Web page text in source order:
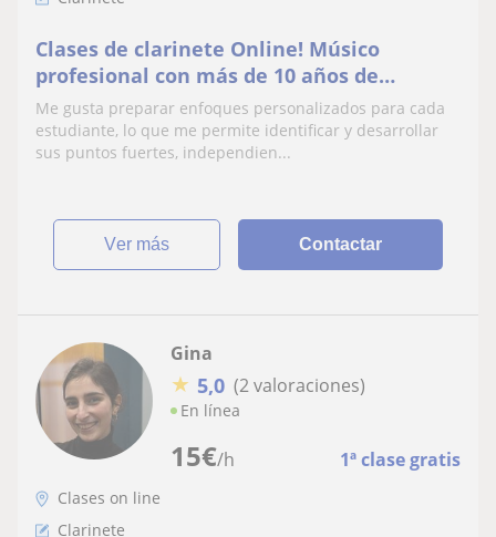
Clases de clarinete Online! Músico
profesional con más de 10 años de
experiencia. Técnica, Improvisación,
Lectura Musical
Me gusta preparar enfoques personalizados para cada
estudiante, lo que me permite identificar y desarrollar
sus puntos fuertes, independien...
ver más Contactar
15€/h 1ª clase gratis
Gina
★ 5,0 (2 valoraciones)
En línea
Clases on line
Clarinete